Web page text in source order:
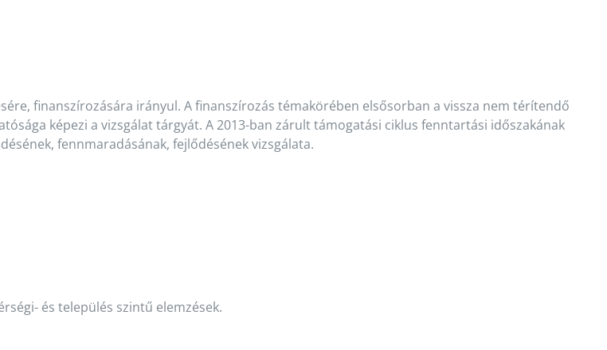
finanszírozására irányul. A finanszírozás témakörében elsősorban a vissza nem térítendő
képezi a vizsgálat tárgyát. A 2013-ban zárult támogatási ciklus fenntartási időszakának
fennmaradásának, fejlődésének vizsgálata.
és település szintű elemzések.